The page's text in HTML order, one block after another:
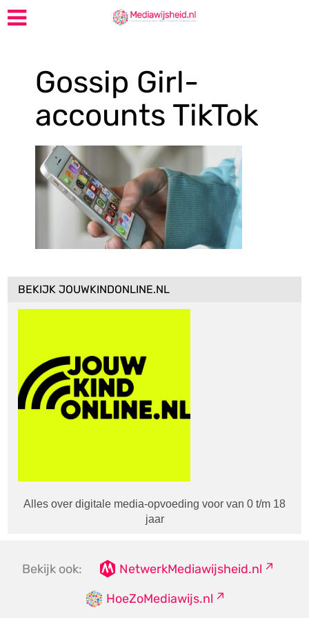
Gossip Girl-
accounts TikTok
BEKIJK JOUWKINDONLINE.NL
Alles over digitale media-opvoeding voor van 0 t/m 18
jaar
Bekijk ook:
NetwerkMediawijsheid.nl
HoeZoMediawijs.nl